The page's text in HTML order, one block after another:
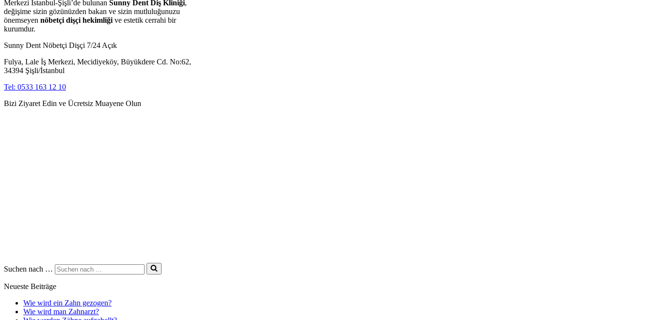
Merkezi İstanbul-Şişli’de bulunan Sunny Dent Diş Kliniği,
değişime sizin gözünüzden bakan ve sizin mutluluğunuzu
önemseyen nöbetçi dişçi hekimliği ve estetik cerrahi bir
kurumdur.
Sunny Dent Nöbetçi Dişçi 7/24 Açık
Fulya, Lale İş Merkezi, Mecidiyeköy, Büyükdere Cd. No:62,
34394 Şişli/İstanbul
Tel: 0533 163 12 10
Bizi Ziyaret Edin ve Ücretsiz Muayene Olun
Suchen nach …
Neueste Beiträge
Wie wird ein Zahn gezogen?
Wie wird man Zahnarzt?